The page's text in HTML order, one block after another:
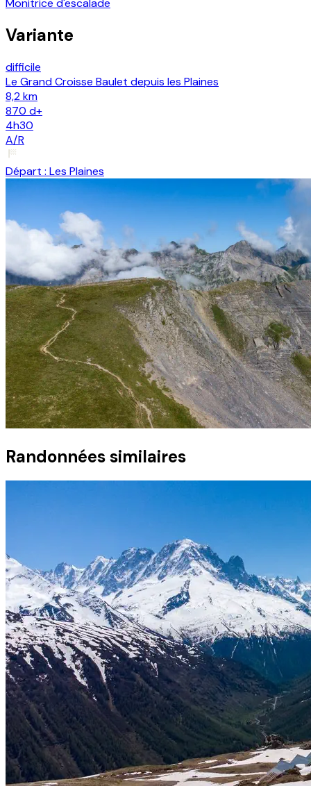
Monitrice d'escalade
Variante
difficile
Le Grand Croisse Baulet depuis les Plaines
8,2 km
870 d+
4h30
A/R
Départ : Les Plaines
Randonnées similaires